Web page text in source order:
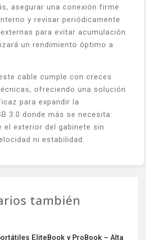
asegurar una conexión firme
y revisar periódicamente
para evitar acumulación
un rendimiento óptimo a
cable cumple con creces
ofreciendo una solución
para expandir la
3.0 donde más se necesita:
el exterior del gabinete sin
ni estabilidad.
también
EliteBook y ProBook – Alta